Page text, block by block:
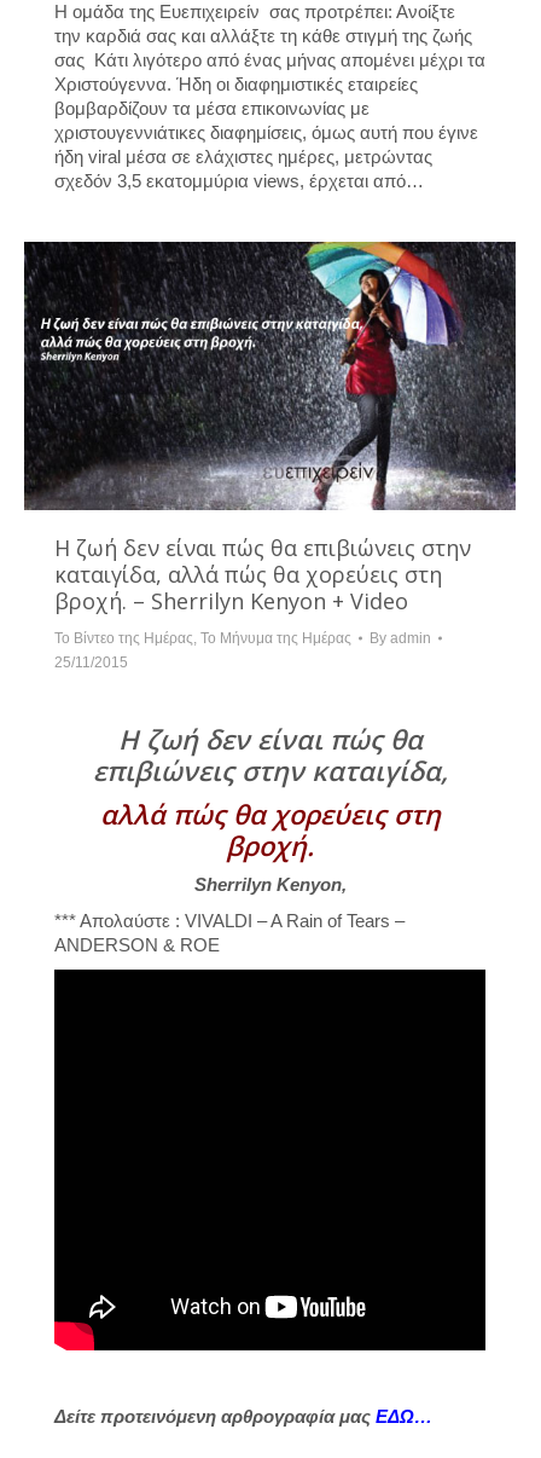
Η ομάδα της Ευεπιχειρείν σας προτρέπει: Ανοίξτε
την καρδιά σας και αλλάξτε τη κάθε στιγμή της ζωής
σας Κάτι λιγότερο από ένας μήνας απομένει μέχρι τα
Χριστούγεννα. Ήδη οι διαφημιστικές εταιρείες
βομβαρδίζουν τα μέσα επικοινωνίας με
χριστουγεννιάτικες διαφημίσεις, όμως αυτή που έγινε
ήδη viral μέσα σε ελάχιστες ημέρες, μετρώντας
σχεδόν 3,5 εκατομμύρια views, έρχεται από…
Η ζωή δεν είναι πώς θα επιβιώνεις στην
καταιγίδα, αλλά πώς θα χορεύεις στη
βροχή. – Sherrilyn Kenyon + Video
Το Βίντεο της Ημέρας, Το Μήνυμα της Ημέρας By admin
25/11/2015
Η ζωή δεν είναι πώς θα
επιβιώνεις στην καταιγίδα,
αλλά πώς θα χορεύεις στη
βροχή.
Sherrilyn Kenyon,
*** Απολαύστε : VIVALDI – A Rain of Tears –
ANDERSON & ROE
Δείτε προτεινόμενη αρθρογραφία μας ΕΔΩ…